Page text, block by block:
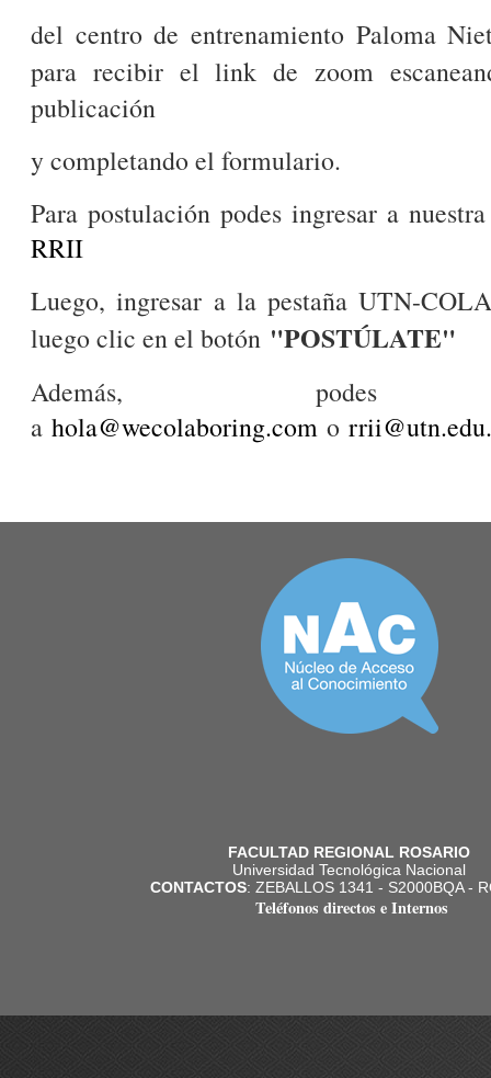
del centro de entrenamiento Paloma
para recibir el link de zoom
publicación
y completando el formulario.
Para postulación podes ingresar a
RRII
Luego, ingresar a la pestaña UTN-
luego clic en el botón "POSTÚLATE"
Además, podes
a hola@wecolaboring.com o
FACULTAD REGIONAL ROSARIO
Universidad Tecnológica Nacional
CONTACTOS: ZEBALLOS 1341 - S2000BQA -
Teléfonos directos e Internos